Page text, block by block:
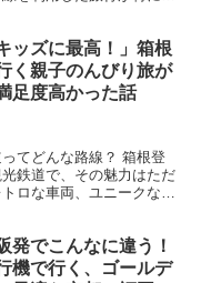
ッズに最高！」箱根
く親子のんびり旅が
足度高かった話
てどんな路線？ 箱根登
鉄道で、その魅力はただ
ロな車両、ユニークな運
発でこんなに違う！
機で行く、ゴールデ